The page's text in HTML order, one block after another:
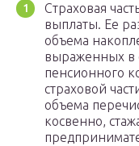
Страховая
выплаты. Ее
объема
выраженных в
пенсионного
страховой
объема
косвенно,